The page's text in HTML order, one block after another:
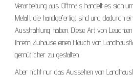
Verarbeitung aus. Oftmals handelt es sich
Metall, die handgefertigt sind und dadurch
Ausstrahlung haben. Diese Art von
Ihrem Zuhause einen Hauch von
gemütlicher zu gestalten.
Aber nicht nur das Aussehen von